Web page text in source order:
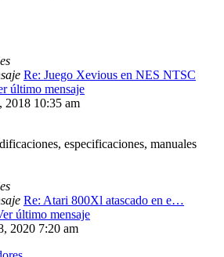
Re: Juego Xevious en NES NTSC
último mensaje
2018 10:35 am
especificaciones, manuales
Re: Atari 800Xl atascado en e…
último mensaje
2020 7:20 am